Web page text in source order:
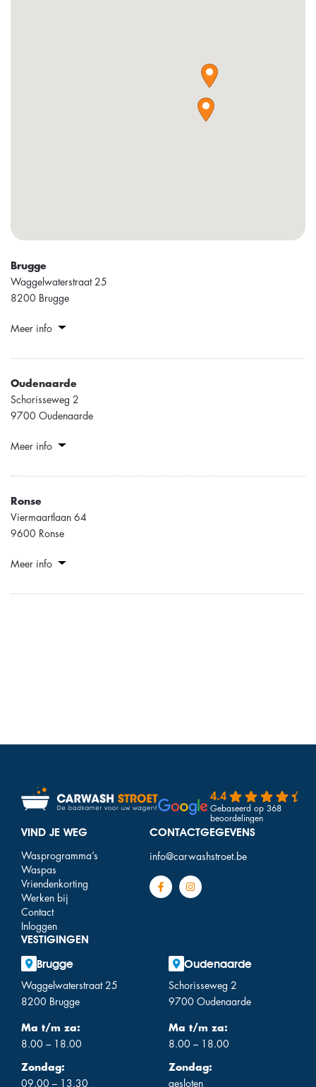
Brugge
Waggelwaterstraat 25
8200 Brugge
Meer info
Oudenaarde
Schorisseweg 2
9700 Oudenaarde
Meer info
Ronse
Viermaartlaan 64
9600 Ronse
Meer info
4.4
Gebaseerd op 368
beoordelingen
VIND JE WEG
Wasprogramma’s
Waspas
Vriendenkorting
Werken bij
Contact
Inloggen
VESTIGINGEN
Brugge
Waggelwaterstraat 25
8200 Brugge
Ma t/m za:
8.00 – 18.00
Zondag:
09.00 – 13.30
Oudenaarde
Schorisseweg 2
9700 Oudenaarde
Ma t/m za:
8.00 – 18.00
Zondag:
gesloten
CONTACTGEGEVENS
info@carwashstroet.be